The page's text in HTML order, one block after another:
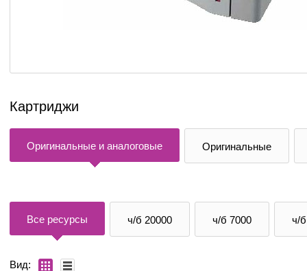
Картриджи
Оригинальные и аналоговые Оригинальные
Все ресурсы ч/б 20000 ч/б 7000 ч/
Вид: